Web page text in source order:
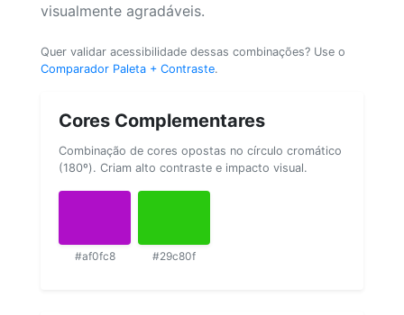
visualmente agradáveis.
Quer validar acessibilidade dessas combinações? Use o
Comparador Paleta + Contraste.
Cores Complementares
Combinação de cores opostas no círculo cromático
(180º). Criam alto contraste e impacto visual.
#af0fc8 #29c80f